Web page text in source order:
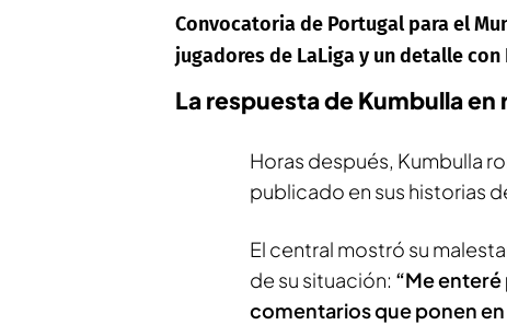
Convocatoria de Portugal para el
jugadores de LaLiga y un detalle con
La respuesta de Kumbulla en
Horas después, Kumbulla
publicado en sus historias
El central mostró su
de su situación: “Me enteré
comentarios que ponen